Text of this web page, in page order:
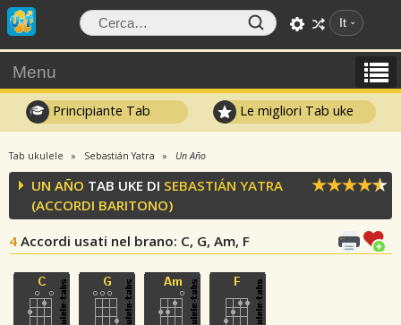
It
Menu
Principiante Tab Le migliori Tab uke
Tab ukulele Sebastián Yatra Un Año
UN AÑO TAB UKE DI SEBASTIÁN YATRA
(ACCORDI BARITONO)
4 Accordi usati nel brano: C, G, Am, F